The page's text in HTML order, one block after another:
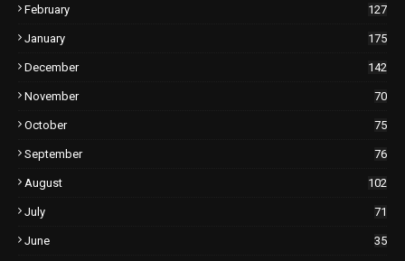
February 127
January 175
December 142
November 70
October 75
September 76
August 102
July 71
June 35